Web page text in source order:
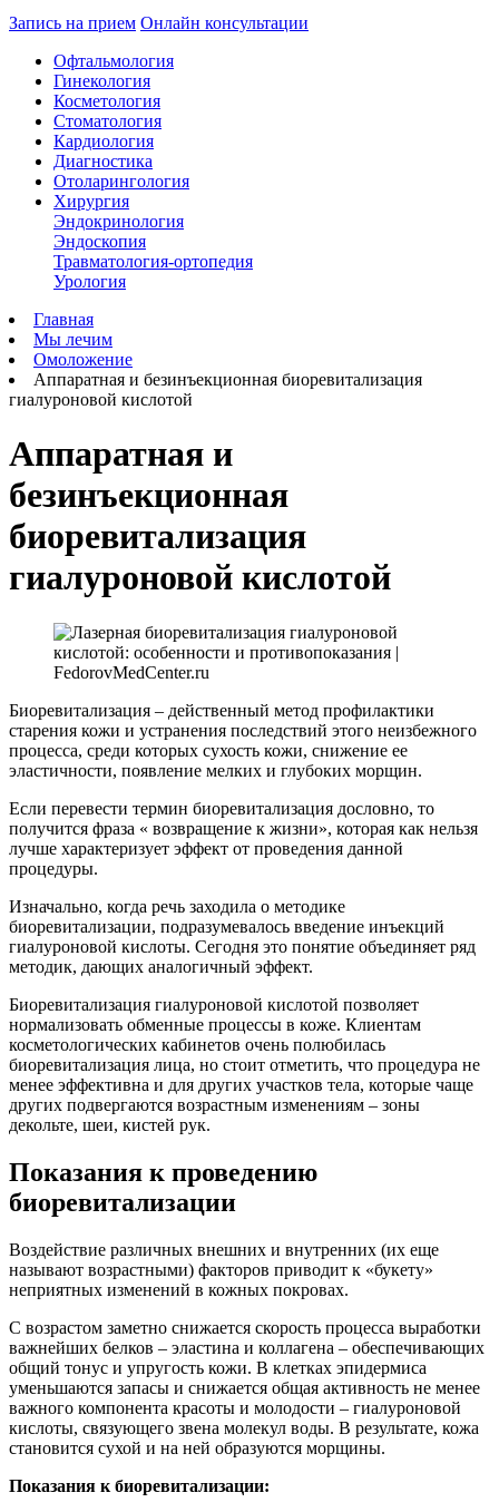
Запись на прием Онлайн консультации
Офтальмология
Гинекология
Косметология
Стоматология
Кардиология
Диагностика
Отоларингология
Хирургия
Эндокринология
Эндоскопия
Травматология-ортопедия
Урология
Главная
Мы лечим
Омоложение
Аппаратная и безинъекционная биоревитализация
гиалуроновой кислотой
Аппаратная и
безинъекционная
биоревитализация
гиалуроновой кислотой
Биоревитализация – действенный метод профилактики
старения кожи и устранения последствий этого неизбежного
процесса, среди которых сухость кожи, снижение ее
эластичности, появление мелких и глубоких морщин.
Если перевести термин биоревитализация дословно, то
получится фраза « возвращение к жизни», которая как нельзя
лучше характеризует эффект от проведения данной
процедуры.
Изначально, когда речь заходила о методике
биоревитализации, подразумевалось введение инъекций
гиалуроновой кислоты. Сегодня это понятие объединяет ряд
методик, дающих аналогичный эффект.
Биоревитализация гиалуроновой кислотой позволяет
нормализовать обменные процессы в коже. Клиентам
косметологических кабинетов очень полюбилась
биоревитализация лица, но стоит отметить, что процедура не
менее эффективна и для других участков тела, которые чаще
других подвергаются возрастным изменениям – зоны
декольте, шеи, кистей рук.
Показания к проведению
биоревитализации
Воздействие различных внешних и внутренних (их еще
называют возрастными) факторов приводит к «букету»
неприятных изменений в кожных покровах.
С возрастом заметно снижается скорость процесса выработки
важнейших белков – эластина и коллагена – обеспечивающих
общий тонус и упругость кожи. В клетках эпидермиса
уменьшаются запасы и снижается общая активность не менее
важного компонента красоты и молодости – гиалуроновой
кислоты, связующего звена молекул воды. В результате, кожа
становится сухой и на ней образуются морщины.
Показания к биоревитализации: